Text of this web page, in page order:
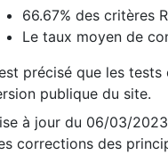
66.67% des critères
Le taux moyen de
précisé que les
publique du site.
à jour du 06/03/
corrections des